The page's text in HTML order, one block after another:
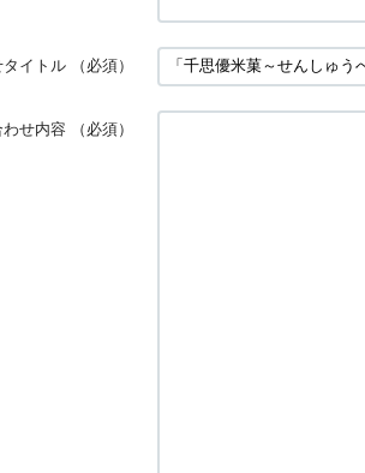
タイトル （必須）
せ内容 （必須）